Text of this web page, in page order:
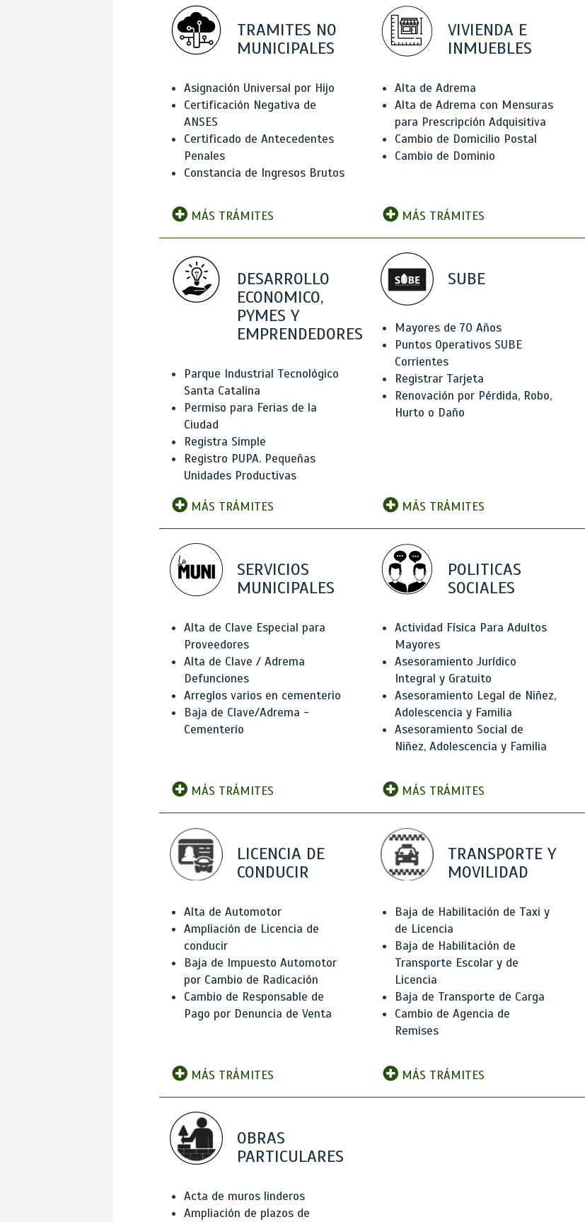
TRAMITES NO
MUNICIPALES
Asignación Universal por Hijo
Certificación Negativa de
ANSES
Certificado de Antecedentes
Penales
Constancia de Ingresos Brutos
MÁS TRÁMITES
VIVIENDA E
INMUEBLES
Alta de Adrema
Alta de Adrema con Mensuras
para Prescripción Adquisitiva
Cambio de Domicilio Postal
Cambio de Dominio
MÁS TRÁMITES
DESARROLLO
ECONOMICO,
PYMES Y
EMPRENDEDORES
Parque Industrial Tecnológico
Santa Catalina
Permiso para Ferias de la
Ciudad
Registra Simple
Registro PUPA. Pequeñas
Unidades Productivas
MÁS TRÁMITES
SUBE
Mayores de 70 Años
Puntos Operativos SUBE
Corrientes
Registrar Tarjeta
Renovación por Pérdida, Robo,
Hurto o Daño
MÁS TRÁMITES
SERVICIOS
MUNICIPALES
Alta de Clave Especial para
Proveedores
Alta de Clave / Adrema
Defunciones
Arreglos varios en cementerio
Baja de Clave/Adrema -
Cementerio
MÁS TRÁMITES
POLITICAS
SOCIALES
Actividad Física Para Adultos
Mayores
Asesoramiento Jurídico
Integral y Gratuito
Asesoramiento Legal de Niñez,
Adolescencia y Familia
Asesoramiento Social de
Niñez, Adolescencia y Familia
MÁS TRÁMITES
LICENCIA DE
CONDUCIR
Alta de Automotor
Ampliación de Licencia de
conducir
Baja de Impuesto Automotor
por Cambio de Radicación
Cambio de Responsable de
Pago por Denuncia de Venta
MÁS TRÁMITES
TRANSPORTE Y
MOVILIDAD
Baja de Habilitación de Taxi y
de Licencia
Baja de Habilitación de
Transporte Escolar y de
Licencia
Baja de Transporte de Carga
Cambio de Agencia de
Remises
MÁS TRÁMITES
OBRAS
PARTICULARES
Acta de muros linderos
Ampliación de plazos de